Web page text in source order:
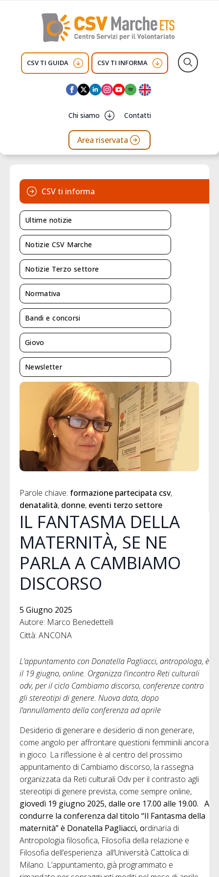
CSV TI GUIDA CSV TI INFORMA
Chi siamo Contatti
Area riservata
Parole chiave: formazione partecipata csv
denatalità donne eventi terzo settore
IL FANTASMA DELLA
MATERNITÀ, SE NE
PARLA A CAMBIAMO
DISCORSO
5 Giugno 2025
Autore: Marco Benedettelli
Città: ANCONA
L’appuntamento con Donatella Pagliacci, antropologa, è
il 19 giugno, online. Organizza l’incontro Reti culturali
odv, per il ciclo Cambiamo discorso, conferenze contro
gli stereotipi di genere. Nuova data, dopo
l’annullamento della conferenza ad aprile
Desiderio di generare e desiderio di non generare,
come angolo per affrontare questioni femminili ancora
in gioco. La riflessione è al centro del prossimo
appuntamento di Cambiamo discorso, la rassegna
organizzata da Reti culturali Odv per il contrasto agli
stereotipi di genere prevista, come sempre online,
giovedì 19 giugno 2025, dalle ore 17.00 alle 19.00. A
condurre la conferenza dal titolo “Il Fantasma della
maternità” è Donatella Pagliacci, ordinaria di
Antropologia filosofica, Filosofia della relazione e
Filosofia dell’esperienza all’Università Cattolica di
Milano. L’appuntamento, già programmato e
CSV ti informa
Ultime notizie
Notizie CSV Marche
Notizie Terzo settore
Normativa
Bandi e concorsi
Giovo
Newsletter